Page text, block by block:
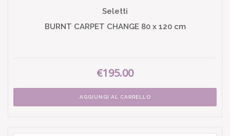
Seletti
BURNT CARPET CHANGE 80 x 120 cm
€195.00
AGGIUNGI AL CARRELLO